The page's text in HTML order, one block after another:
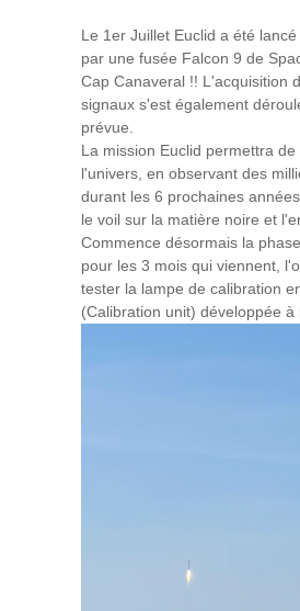
Le 1er Juillet Euclid a été
par une fusée Falcon 9 de
Cap Canaveral !! L'acquisition
signaux s'est également
prévue.
La mission Euclid permettra
l'univers, en observant des
durant les 6 prochaines
le voil sur la matière noire et
Commence désormais la
pour les 3 mois qui viennent,
tester la lampe de calibration
(Calibration unit) développée à